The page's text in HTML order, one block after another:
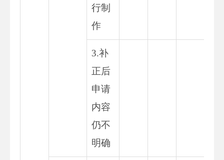
行制
作
3.补
正后
申请
内容
仍不
明确